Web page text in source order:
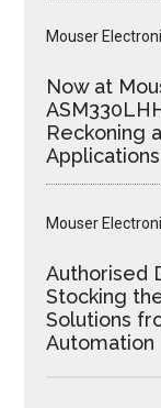
Mouser
Now at
Reckoning
Applications
Mouser
Authorised
Stocking
Solutions
Automation